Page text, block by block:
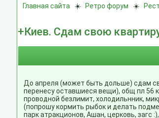
Главная сайта ☀️ Ретро форум ☀️
+Киев. Сдам свою
До апреля (может быть дольше) сдам
перенесу оставшиеся вещи), общ пл 56
проводной безлимит, холодильнник,
(попрошу кормить рыбок и делать
парк атракционов, Ашан, церковь,